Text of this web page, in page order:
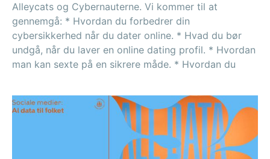
Alleycats og Cybernauterne. Vi kommer til at
gennemgå: * Hvordan du forbedrer din
cybersikkerhed når du dater online. * Hvad du bør
undgå, når du laver en online dating profil. * Hvordan
man kan sexte på en sikrere måde. * Hvordan du